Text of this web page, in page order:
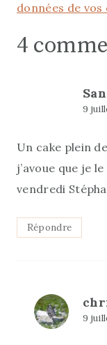
données de
4
9
Un cake plein
j’avoue que je
vendredi
Répondre
9